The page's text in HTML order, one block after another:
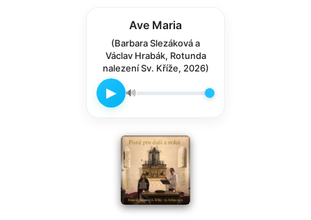
Ave Maria
(Barbara Slezáková a
Václav Hrabák, Rotunda
nalezení Sv. Kříže, 2026)
▶ 🔊